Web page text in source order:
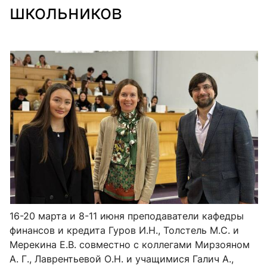
школьников
16-20 марта и 8-11 июня преподаватели кафедры
финансов и кредита Гуров И.Н., Толстель М.С. и
Мерекина Е.В. совместно с коллегами Мирзояном
А. Г., Лаврентьевой О.Н. и учащимися Галич А.,